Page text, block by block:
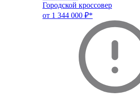
Городской кроссовер
от 1 344 000 ₽*